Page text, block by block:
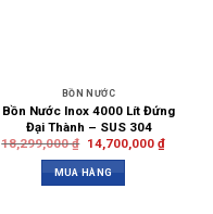
BỒN NƯỚC
Bồn Nước Inox 4000 Lít Đứng
Đại Thành – SUS 304
18,299,000₫ 14,700,000 ₫
MUA HÀNG